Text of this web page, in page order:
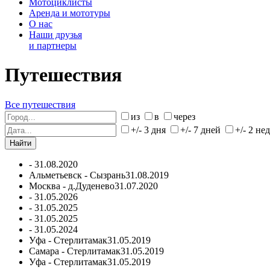
Мотоциклисты
Аренда и мототуры
О нас
Наши друзья
и партнеры
Путешествия
Все путешествия
из
в
через
+/- 3 дня
+/- 7 дней +/- 2
- 31.08.2020
Альметьевск - Сызрань31.08.2019
Москва - д.Дуденево31.07.2020
- 31.05.2026
- 31.05.2025
- 31.05.2025
- 31.05.2024
Уфа - Стерлитамак31.05.2019
Самара - Стерлитамак31.05.2019
Уфа - Стерлитамак31.05.2019